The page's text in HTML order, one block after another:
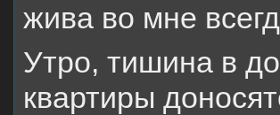
жива во мне
Утро, тишина в
квартиры